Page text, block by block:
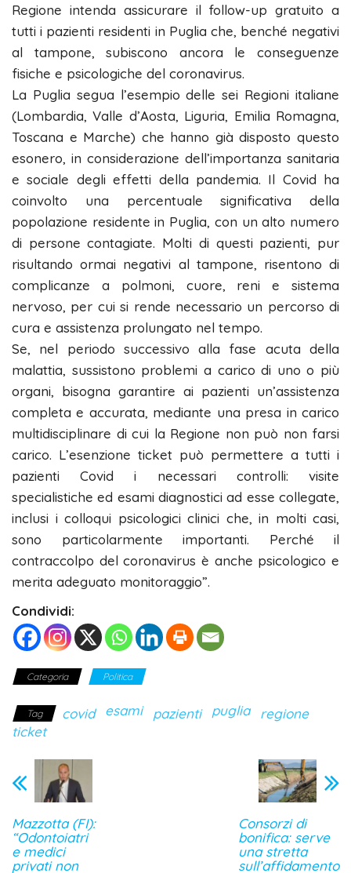
Regione intenda assicurare il follow-up gratuito a
tutti i pazienti residenti in Puglia che, benché negativi
al tampone, subiscono ancora le conseguenze
fisiche e psicologiche del coronavirus.
La Puglia segua l’esempio delle sei Regioni italiane
(Lombardia, Valle d’Aosta, Liguria, Emilia Romagna,
Toscana e Marche) che hanno già disposto questo
esonero, in considerazione dell’importanza sanitaria
e sociale degli effetti della pandemia. Il Covid ha
coinvolto una percentuale significativa della
popolazione residente in Puglia, con un alto numero
di persone contagiate. Molti di questi pazienti, pur
risultando ormai negativi al tampone, risentono di
complicanze a polmoni, cuore, reni e sistema
nervoso, per cui si rende necessario un percorso di
cura e assistenza prolungato nel tempo.
Se, nel periodo successivo alla fase acuta della
malattia, sussistono problemi a carico di uno o più
organi, bisogna garantire ai pazienti un’assistenza
completa e accurata, mediante una presa in carico
multidisciplinare di cui la Regione non può non farsi
carico. L’esenzione ticket può permettere a tutti i
pazienti Covid i necessari controlli: visite
specialistiche ed esami diagnostici ad esse collegate,
inclusi i colloqui psicologici clinici che, in molti casi,
sono particolarmente importanti. Perché il
contraccolpo del coronavirus è anche psicologico e
merita adeguato monitoraggio”.
Condividi:
Categoria Politica
Tag covid esami pazienti puglia
regione
ticket
Mazzotta (FI):
“Odontoiatri
e medici
privati non
Consorzi di
bonifica: serve
una stretta
sull’affidamento